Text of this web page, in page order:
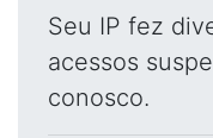
Seu IP fez
acessos
conosco.